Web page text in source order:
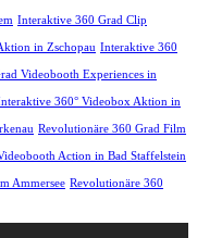
Interaktive 360 Grad Clip
in Zschopau Interaktive 360
Videobooth Experiences in
360° Videobox Aktion in
Revolutionäre 360 Grad Film
Action in Bad Staffelstein
Ammersee Revolutionäre 360